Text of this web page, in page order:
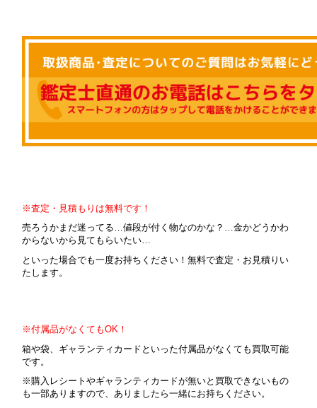
※査定・見積もりは無料です！
売ろうかまだ迷ってる…値段が付く物なのかな？…金かどうかわ
からないから見てもらいたい…
といった場合でも一度お持ちください！無料で査定・お見積りい
たします。
※付属品がなくてもOK！
箱や袋、ギャランティカードといった付属品がなくても買取可能
です。
※購入レシートやギャランティカードが無いと買取できないもの
も一部ありますので、ありましたら一緒にお持ちください。